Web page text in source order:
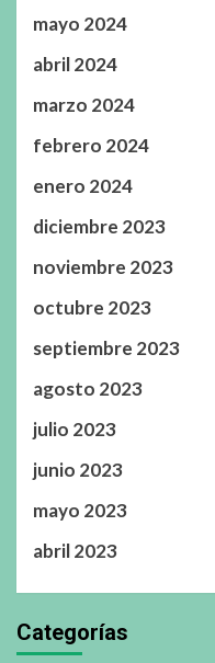
mayo 2024
abril 2024
marzo 2024
febrero 2024
enero 2024
diciembre 2023
noviembre 2023
octubre 2023
septiembre 2023
agosto 2023
julio 2023
junio 2023
mayo 2023
abril 2023
Categorías